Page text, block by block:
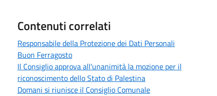
Contenuti correlati
Responsabile della Protezione dei Dati Personali
Buon Ferragosto
Il Consiglio approva all'unanimità la mozione per il
riconoscimento dello Stato di Palestina
Domani si riunisce il Consiglio Comunale